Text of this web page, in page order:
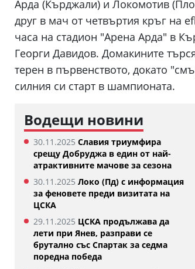
Арда (Кърджали) и Локомотив
друг в мач от четвъртия кръг на
часа на стадион "Арена Арда" в
Георги Давидов. Домакините
терен в първенството, докато
силния си старт в шампионата.
Водещи новини
30.11.2025 Славия триумфира
срещу Добруджа в един от най-
атрактивните мачове за сезона
30.11.2025 Локо (Пд) с информация
за феновете преди визитата на
ЦСКА
29.11.2025 ЦСКА продължава да
лети при Янев, разправи се
брутално със Спартак за седма
поредна победа
Изабелла Шиникова започна с
убедителна победа в Оренсе